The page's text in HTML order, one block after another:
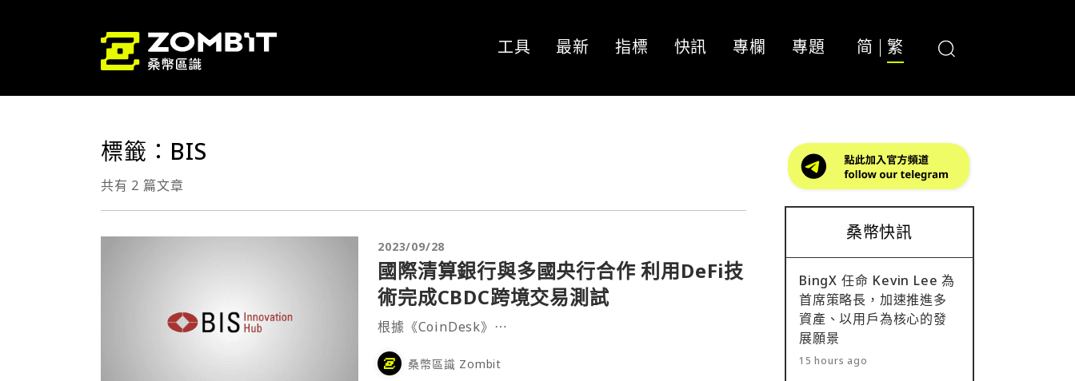
工具 最新 指標 快訊 專欄 專題 简 繁
標籤：BIS
共有 2 篇文章
2023/09/28
國際清算銀行與多國央行合作 利用DeFi技
術完成CBDC跨境交易測試
根據《CoinDesk》⋯
桑幣區識 Zombit
桑幣快訊
BingX 任命 Kevin Lee 為
首席策略長，加速推進多
資產、以用戶為核心的發
展願景
15 hours ago